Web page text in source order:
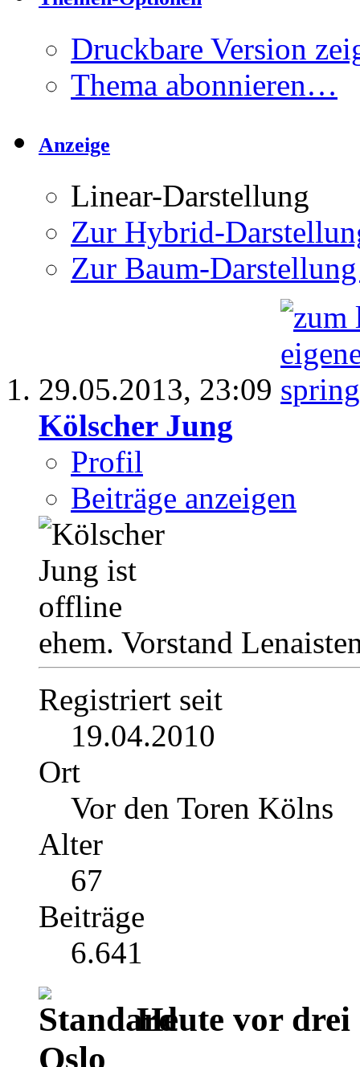
Druckbare Version
Thema abonnieren…
Anzeige
Linear-Darstellung
Zur Hybrid-
Zur Baum-
29.05.2013, 23:09
Kölscher Jung
Profil
Beiträge anzeigen
ehem. Vorstand
Registriert seit
19.04.2010
Ort
Vor den Toren Kölns
Alter
67
Beiträge
6.641
Heute vor drei
Oslo